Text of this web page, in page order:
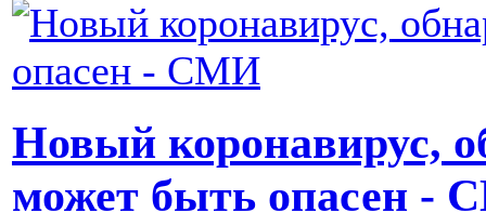
Новый коронавирус,
может быть опасен -